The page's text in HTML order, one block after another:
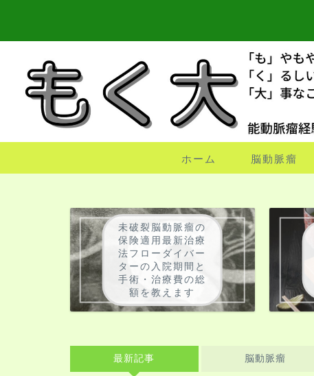
ホーム 脳動脈瘤
未破裂脳動脈瘤の
保険適用最新治療
法フローダイバー
ターの入院期間と
手術・治療費の総
額を教えます
最新記事 脳動脈瘤